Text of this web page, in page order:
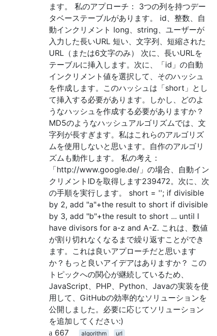
ます。 私のアプローチ： 3つの列を持つデー
タベーステーブルがあります。 id、整数、自
動インクリメント long、string、ユーザーが
入力した長いURL 短い、文字列、短縮された
URL（または6文字のみ） 次に、長いURLを
テーブルに挿入します。次に、「id」の自動
インクリメント値を選択して、そのハッシュ
を作成します。このハッシュは「short」とし
て挿入する必要があります。しかし、どのよ
うなハッシュを作成する必要がありますか？
MD5のようなハッシュアルゴリズムでは、文
字列が長すぎます。私はこれらのアルゴリズ
ムを使用しないと思います。自作のアルゴリ
ズムも動作します。 私の考え：
「http://www.google.de/」の場合、自動イン
クリメントIDを取得します239472。次に、次
の手順を実行します。 short = ''; if divisible
by 2, add "a"+the result to short if divisible
by 3, add "b"+the result to short ... until I
have divisors for a-z and A-Z. これは、数値
が割り切れなくなるまで繰り返すことができ
ます。これは良いアプローチだと思います
か？もっと良いアイデアはありますか？ この
トピックへの関心が継続しているため、
JavaScript、PHP、Python、Javaの実装を使
用して、GitHubの効率的なソリューションを
公開しました。必要に応じてソリューション
を追加してください:)
667
algorithm url